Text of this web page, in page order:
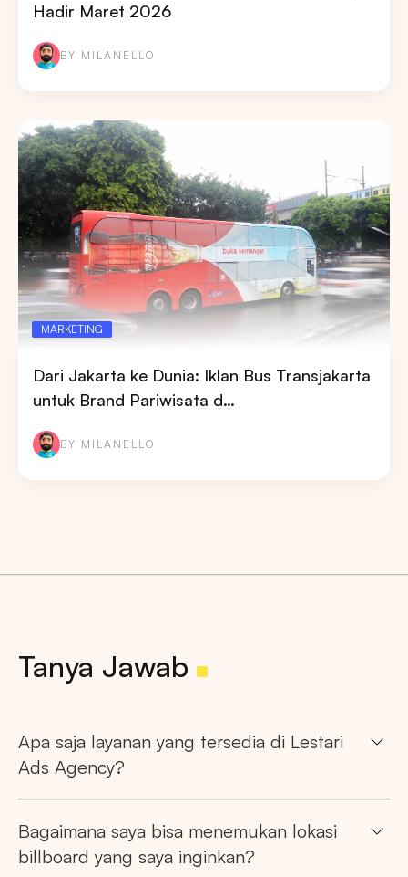
Hadir Maret 2026
BY MILANELLO
MARKETING
Dari Jakarta ke Dunia: Iklan Bus Transjakarta
untuk Brand Pariwisata d…
BY MILANELLO
Tanya Jawab
Apa saja layanan yang tersedia di Lestari
Ads Agency?
Bagaimana saya bisa menemukan lokasi
billboard yang saya inginkan?